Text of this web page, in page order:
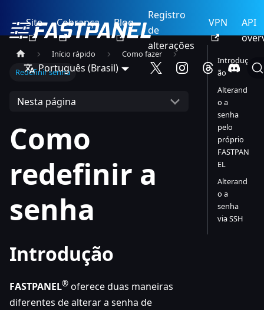
Site Cobrança Blog
Registro
de
alterações
VPN
API
Português (Brasil)
Início rápido
Como fazer
Redefinir senha
Nesta página
Como
redefinir a
senha
Introdução
FASTPANEL® oferece duas maneiras
diferentes de alterar a senha de
Introduç
ão
Alterand
o a
senha
pelo
próprio
FASTPAN
EL
Alterand
o a
senha
via SSH